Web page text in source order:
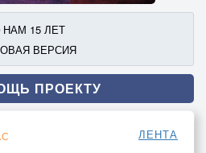
НАМ 15 ЛЕТ
ВЕРСИЯ
ПРОЕКТУ
ЛЕНТА